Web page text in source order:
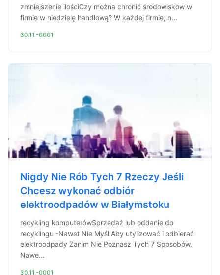
zmniejszenie ilościCzy można chronić środowiskow w
firmie w niedzielę handlową? W każdej firmie, n...
30.11.-0001
Nigdy Nie Rób Tych 7 Rzeczy Jeśli
Chcesz wykonać odbiór
elektroodpadów w Białymstoku
recykling komputerówSprzedaż lub oddanie do
recyklingu -Nawet Nie Myśl Aby utylizować i odbierać
elektroodpady Zanim Nie Poznasz Tych 7 Sposobów.
Nawe...
30.11.-0001